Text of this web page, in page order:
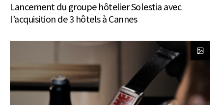
Lancement du groupe hôtelier Solestia avec
l’acquisition de 3 hôtels à Cannes